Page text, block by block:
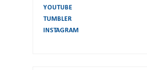
YOUTUBE
TUMBLER
INSTAGRAM